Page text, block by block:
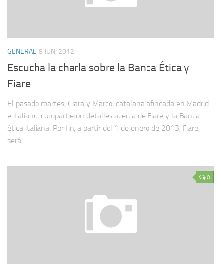
GENERAL 8 JUN, 2012
Escucha la charla sobre la Banca Ética y
Fiare
El pasado martes, Clara y Marco, catalana afincada en Madrid
e italiano, compartieron detalles acerca de Fiare y la Banca
ética italiana. Por fin, a partir del 1 de enero de 2013, Fiare
será...
0